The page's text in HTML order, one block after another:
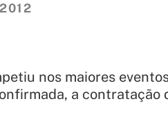
nos maiores
a contratação